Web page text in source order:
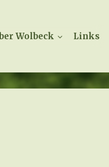
Wolbeck Links